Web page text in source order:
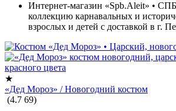
Интернет-магазин «Spb.Aleit» •
коллекцию карнавальных и
взрослых и детей с доставкой в г.
★
«Дед Мороз» / Новогодний костюм
(4.7 69)